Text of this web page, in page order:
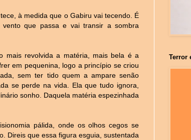
à medida que o Gabiru vai tecendo. É
que passa e vai transir a sombra
mais revolvida a matéria, mais bela é a
em pequenina, logo a princípio se criou
sem ter tido quem a ampare senão
se perde na vida. Ela que tudo ignora,
sonho. Daquela matéria espezinhada
pálida, onde os olhos cegos se
Direis que essa figura esguia, sustentada
Terror